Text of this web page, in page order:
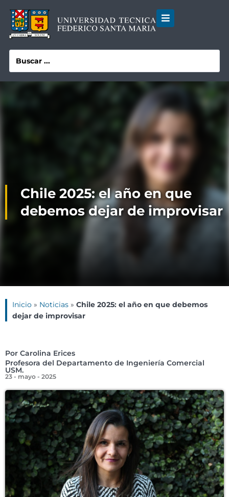
Chile 2025: el año en que
debemos dejar de improvisar
Inicio » Noticias » Chile 2025: el año en que debemos
dejar de improvisar
Por Carolina Erices
Profesora del Departamento de Ingeniería Comercial
USM.
23 - mayo - 2025